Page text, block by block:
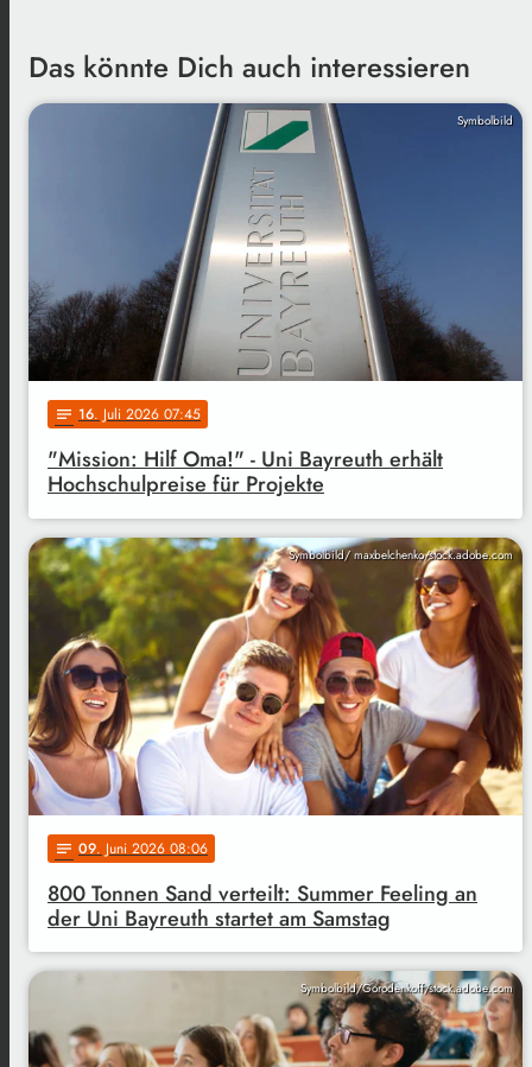
Das könnte Dich auch interessieren
Symbolbild
notes 16. Juli 2026 07:45
"Mission: Hilf Oma!" - Uni Bayreuth erhält
Hochschulpreise für Projekte
Symbolbild/ maxbelchenko/stock.adobe.com
notes 09. Juni 2026 08:06
800 Tonnen Sand verteilt: Summer Feeling an
der Uni Bayreuth startet am Samstag
Symbolbild/Gorodenkoff/stock.adobe.com